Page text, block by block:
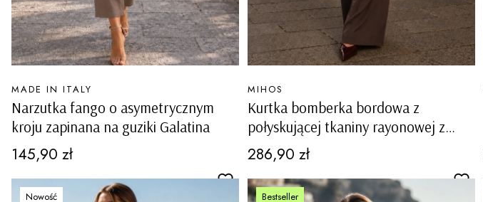
Narzutka fango o asymetrycznym
kroju zapinana na guziki Galatina
PRODUCENT
MADE IN ITALY
Cena
145,90 zł
Kurtka bomberka bordowa z
połyskującej tkaniny rayonowej z
kieszeniami na guziki Paularo
PRODUCENT
MIHOS
Cena
286,90 zł
Nowość Bestseller